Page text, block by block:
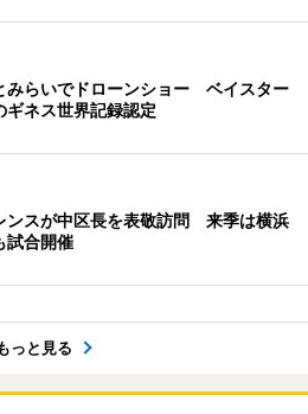
みらいでドローンショー ベイスター
ギネス世界記録認定
ンスが中区長を表敬訪問 来季は横浜
試合開催
っと見る